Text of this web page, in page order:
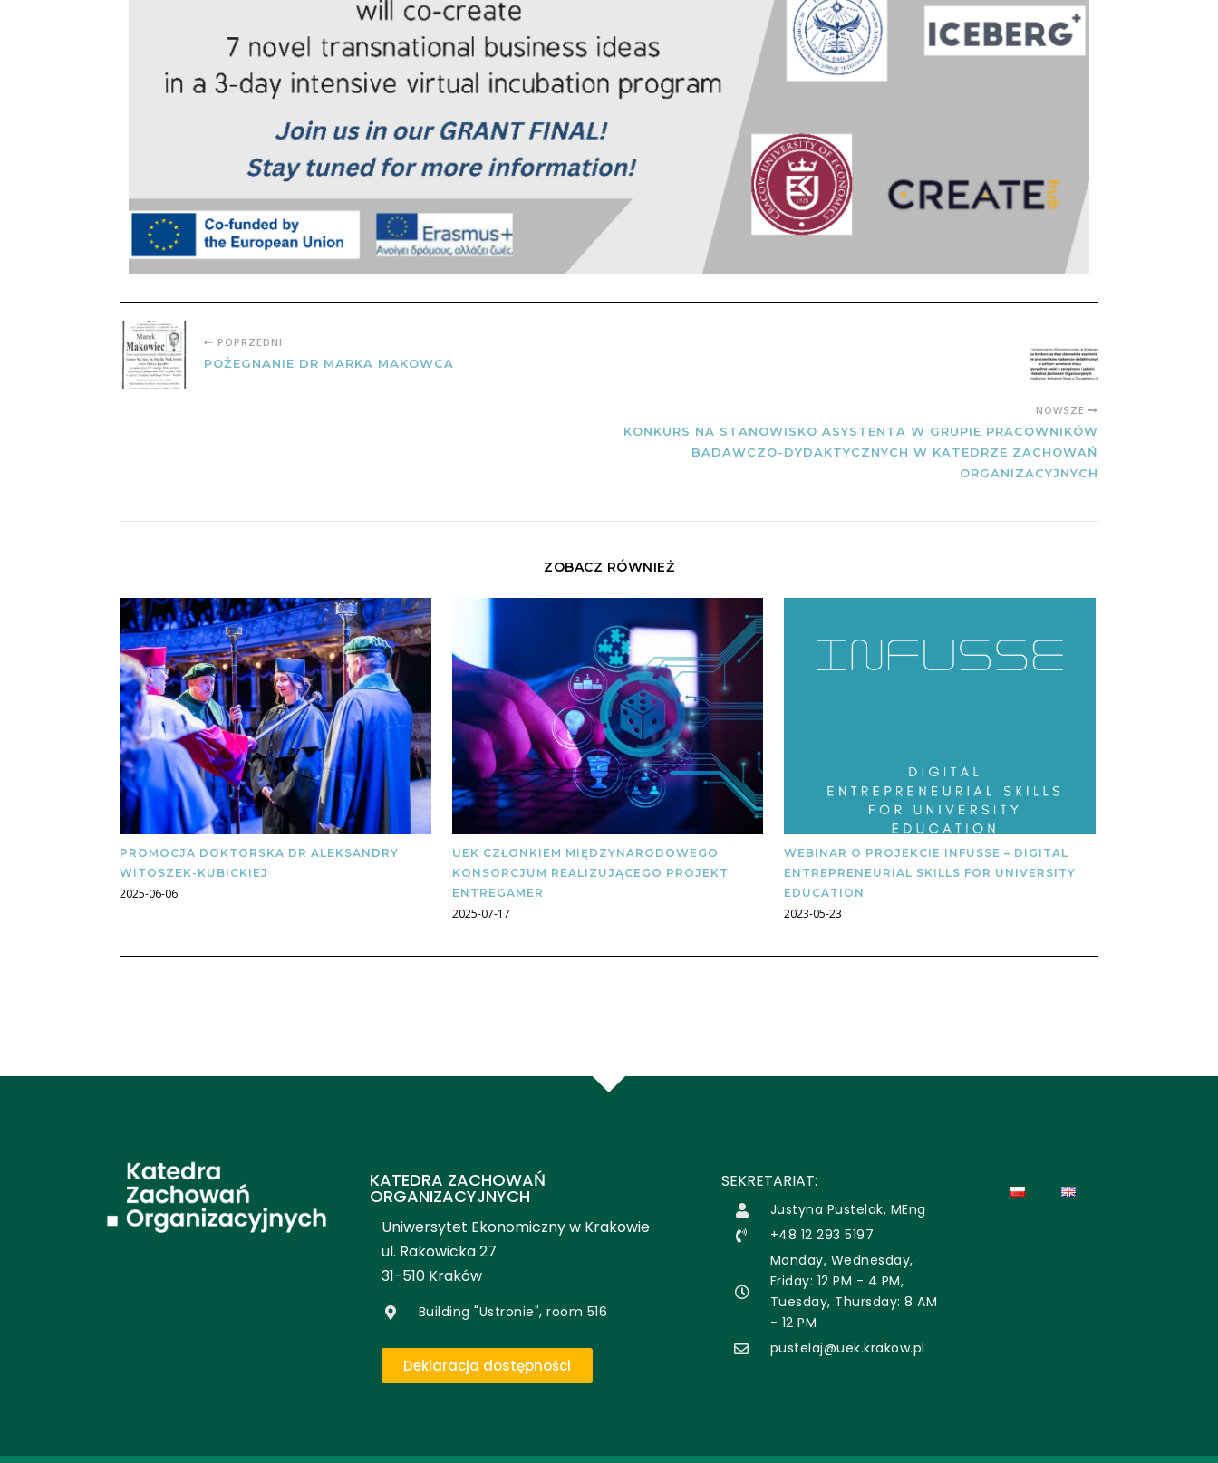
POPRZEDNI
POŻEGNANIE DR MARKA MAKOWCA
NOWSZE
KONKURS NA STANOWISKO ASYSTENTA W GRUPIE PRACOWNIKÓW
BADAWCZO-DYDAKTYCZNYCH W KATEDRZE ZACHOWAŃ
ORGANIZACYJNYCH
ZOBACZ RÓWNIEŻ
PROMOCJA DOKTORSKA DR ALEKSANDRY
WITOSZEK-KUBICKIEJ
2025-06-06
UEK CZŁONKIEM MIĘDZYNARODOWEGO
KONSORCJUM REALIZUJĄCEGO PROJEKT
ENTREGAMER
2025-07-17
WEBINAR O PROJEKCIE INFUSSE – DIGITAL
ENTREPRENEURIAL SKILLS FOR UNIVERSITY
EDUCATION
2023-05-23
KATEDRA ZACHOWAŃ
ORGANIZACYJNYCH
Uniwersytet Ekonomiczny w Krakowie
ul. Rakowicka 27
31-510 Kraków
Building "Ustronie", room 516
Deklaracja dostępności
SEKRETARIAT:
Justyna Pustelak, MEng
+48 12 293 5197
Monday, Wednesday,
Friday: 12 PM - 4 PM,
Tuesday, Thursday: 8 AM
- 12 PM
pustelaj@uek.krakow.pl